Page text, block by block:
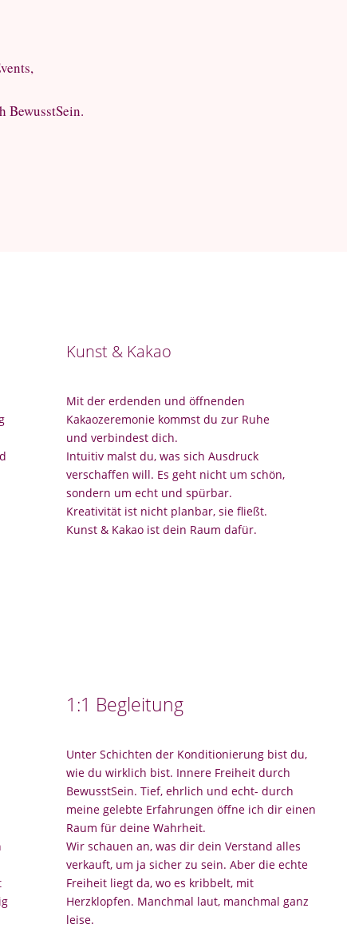
BewusstSein.
Kunst & Kakao
Mit der erdenden und öffnenden
Kakaozeremonie kommst du zur Ruhe
und verbindest dich.
Intuitiv malst du, was sich Ausdruck
verschaffen will. Es geht nicht um schön,
sondern um echt und spürbar.
Kreativität ist nicht planbar, sie fließt.
Kunst & Kakao ist dein Raum dafür.
1:1 Begleitung
Unter Schichten der Konditionierung bist du,
wie du wirklich bist. Innere Freiheit durch
BewusstSein. Tief, ehrlich und echt- durch
meine gelebte Erfahrungen öffne ich dir einen
Raum für deine Wahrheit.
Wir schauen an, was dir dein Verstand alles
verkauft, um ja sicher zu sein. Aber die echte
Freiheit liegt da, wo es kribbelt, mit
Herzklopfen. Manchmal laut, manchmal ganz
leise.